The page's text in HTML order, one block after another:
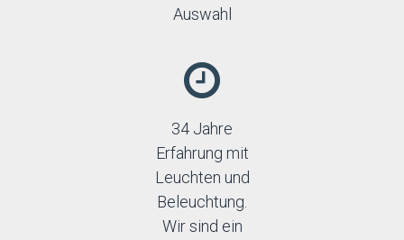
Auswahl
34 Jahre
Erfahrung mit
Leuchten und
Beleuchtung.
Wir sind ein